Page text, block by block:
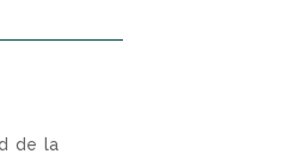
de la